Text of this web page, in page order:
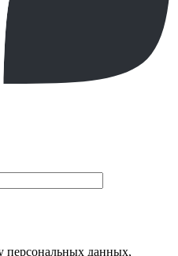
персональных данных,